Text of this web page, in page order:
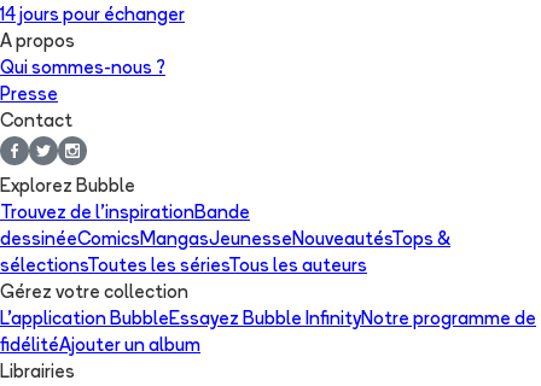
14 jours pour échanger
A propos
Qui sommes-nous ?
Presse
Contact
Explorez Bubble
Trouvez de l'inspirationBande
dessinéeComics MangasJeunesse NouveautésTops &
sélectionsToutes les sériesTous les auteurs
Gérez votre collection
L'application Bubble Essayez Bubble InfinityNotre programme de
fidélitéAjouter un album
Librairies